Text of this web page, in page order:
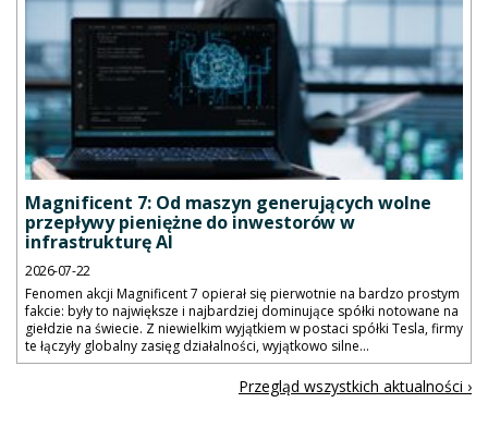
Magnificent 7: Od maszyn generujących wolne
przepływy pieniężne do inwestorów w
infrastrukturę AI
2026-07-22
Fenomen akcji Magnificent 7 opierał się pierwotnie na bardzo prostym
fakcie: były to największe i najbardziej dominujące spółki notowane na
giełdzie na świecie. Z niewielkim wyjątkiem w postaci spółki Tesla, firmy
te łączyły globalny zasięg działalności, wyjątkowo silne...
Przegląd wszystkich aktualności ›